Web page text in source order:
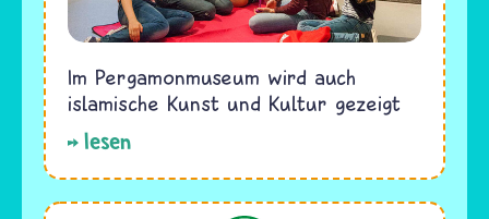
Im Pergamonmuseum wird auch
islamische Kunst und Kultur gezeigt
lesen